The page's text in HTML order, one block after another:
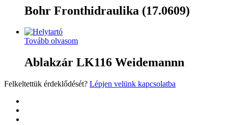
Bohr Fronthidraulika (17.0609)
Tovább olvasom
Ablakzár LK116 Weidemannn
Felkeltettük érdeklődését? Lépjen velünk kapcsolatba